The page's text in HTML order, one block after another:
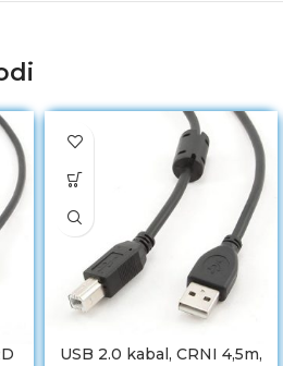
USB 2.0 kabal, CRNI 4,5m,